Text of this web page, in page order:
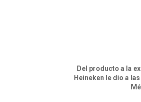
Del producto a la
Heineken le dio a